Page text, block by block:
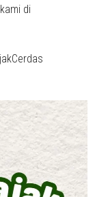
di